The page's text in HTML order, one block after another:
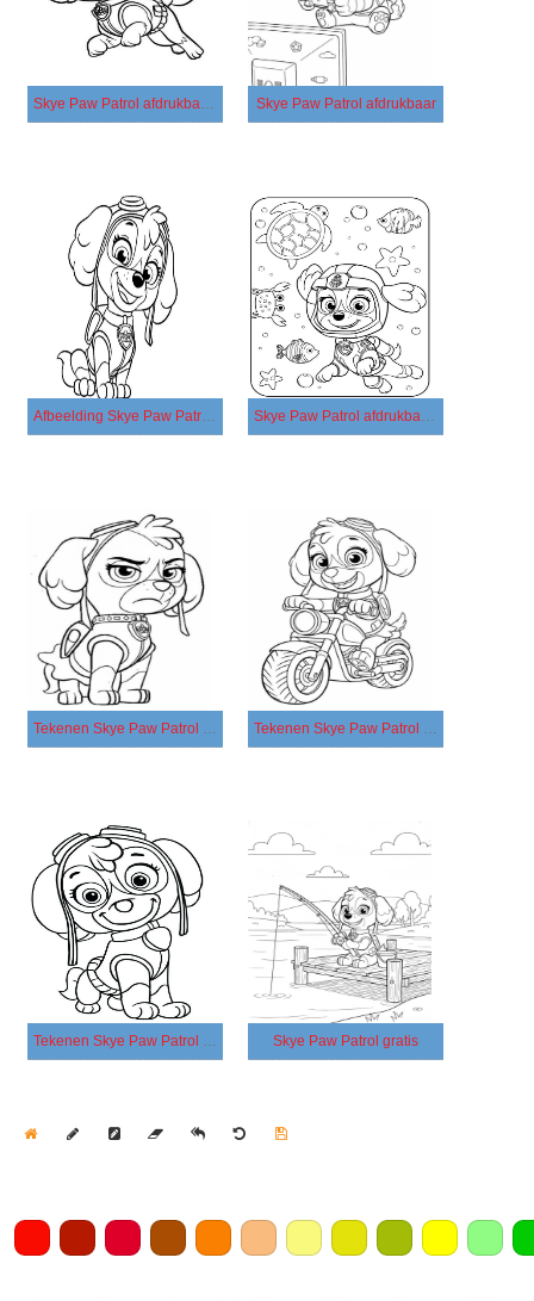
Skye Paw Patrol afdrukbaar basis Skye Paw Patrol afdrukbaar
Afbeelding Skye Paw Patrol gratis afdrukbaar Skye Paw Patrol afdrukbaar simpel
Tekenen Skye Paw Patrol afdrukbaar voor kinderen Tekenen Skye Paw Patrol voor kinderen
Tekenen Skye Paw Patrol gratis afdrukbaar simpel Skye Paw Patrol gratis